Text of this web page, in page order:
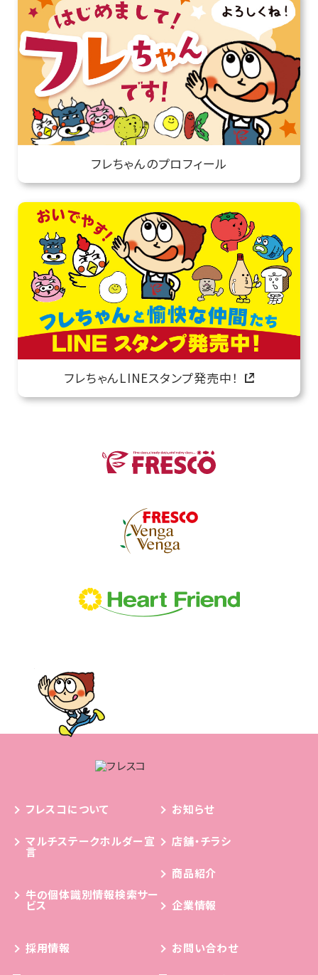
フレちゃんのプロフィール
フレちゃんLINEスタンプ発売中！
フレスコについて お知らせ
マルチステークホルダー宣
言
店舗・チラシ
商品紹介
牛の個体識別情報検索サー
ビス 企業情報
採用情報 お問い合わせ